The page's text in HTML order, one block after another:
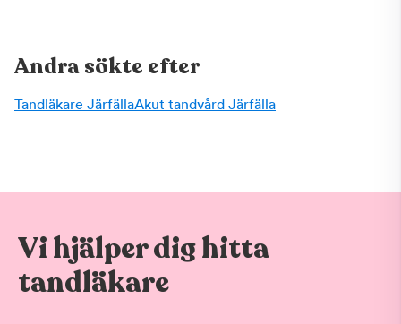
Andra sökte efter
Tandläkare JärfällaAkut tandvård Järfälla
Vi hjälper dig hitta
tandläkare